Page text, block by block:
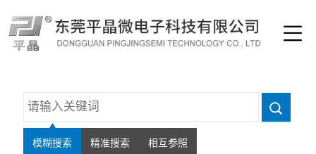
模糊搜索 精准搜索 相互参照